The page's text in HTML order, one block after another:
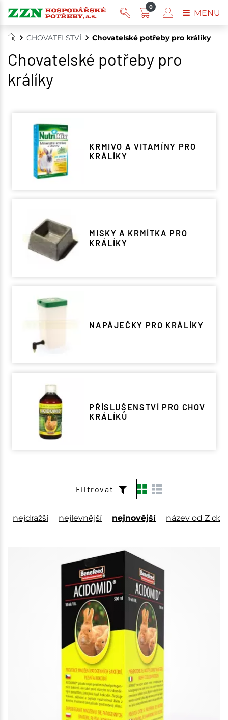
CHOVATELSTVÍ Chovatelské potřeby pro králíky
Chovatelské potřeby pro
králíky
KRMIVO A VITAMÍNY PRO
KRÁLÍKY
MISKY A KRMÍTKA PRO
KRÁLÍKY
NAPÁJEČKY PRO KRÁLÍKY
PŘÍSLUŠENSTVÍ PRO CHOV
KRÁLÍKŮ
Filtrovat
nejdražší nejlevnější nejnovější název od Z do
0
MENU